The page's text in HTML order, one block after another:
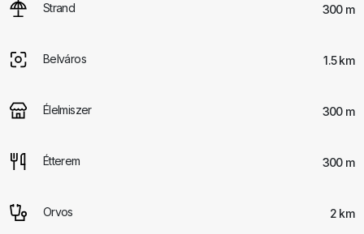
Strand 300 m
Belváros 1.5 km
Élelmiszer 300 m
Étterem 300 m
Orvos 2 km